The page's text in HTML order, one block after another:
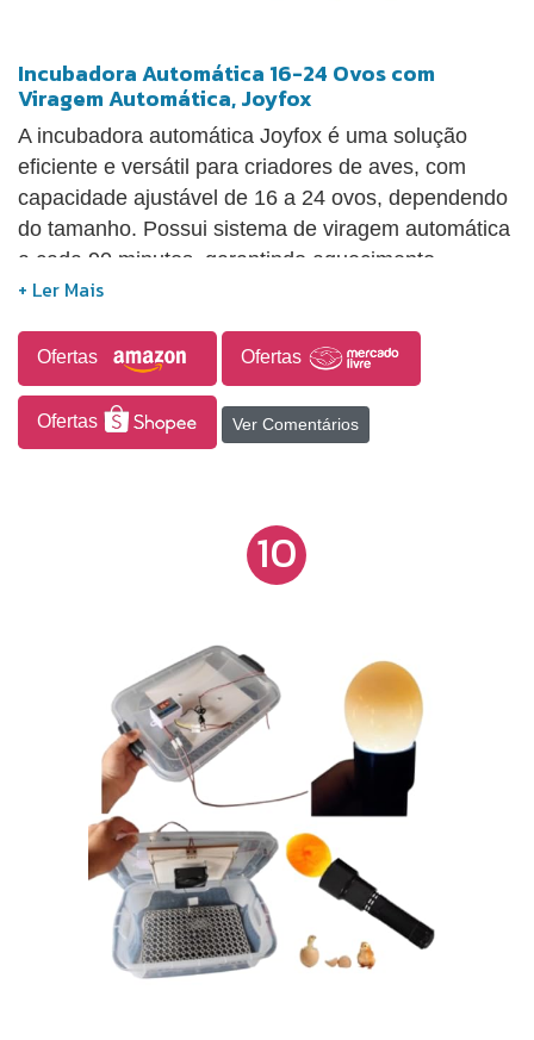
Incubadora Automática 16-24 Ovos com
Viragem Automática, Joyfox
A incubadora automática Joyfox é uma solução
eficiente e versátil para criadores de aves, com
capacidade ajustável de 16 a 24 ovos, dependendo
do tamanho. Possui sistema de viragem automática
a cada 90 minutos, garantindo aquecimento
uniforme e melhor taxa de eclosão. Conta com 5
diferentes (galinha, pato, ganso, pombo e modo de
temperatura constante), tornando o uso simples e
intuitivo. Seu sistema de alimentação dupla (127V e
12V) permite funcionamento contínuo mesmo em
de 360° e peças removíveis, facilitando o
monitoramento dos ovos e a limpeza do
Ofertas Ofertas
Ofertas Ver Comentários
10